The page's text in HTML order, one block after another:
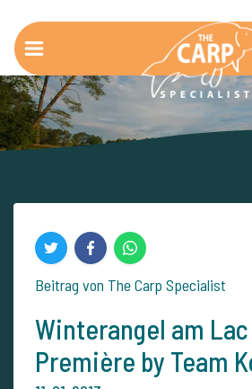
Beitrag von The Carp Specialist
Winterangel am
Première by Team